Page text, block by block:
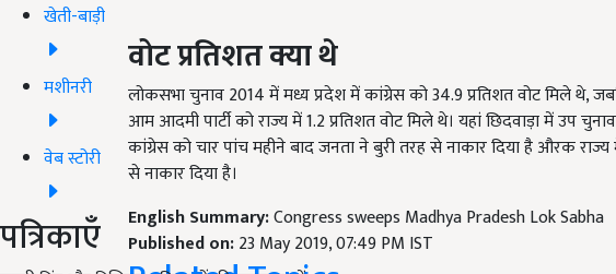
खेती-बाड़ी
मशीनरी
वेब स्टोरी
पत्रिकाएँ
वोट प्रतिशत क्या थे
लोकसभा चुनाव 2014 में मध्य प्रदेश में कांग्रेस को 34.9 प्रतिशत वोट मिले थे,
आम आदमी पार्टी को राज्य में 1.2 प्रतिशत वोट मिले थे। यहां छिदवाड़ा में उप
कांग्रेस को चार पांच महीने बाद जनता ने बुरी तरह से नाकार दिया है औरक
से नाकार दिया है।
English Summary:Congress sweeps Madhya Pradesh Lok Sabha
Published on:23 May 2019, 07:49 PM IST